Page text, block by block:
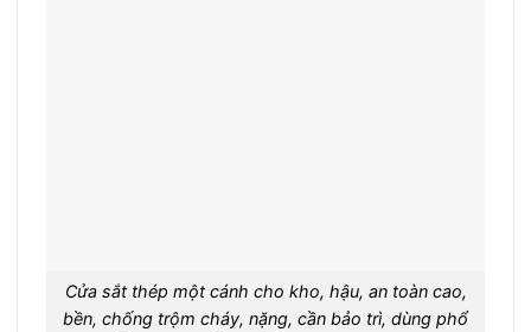
Cửa sắt thép một cánh cho kho, hậu, an toàn cao,
bền, chống trộm cháy, nặng, cần bảo trì, dùng phổ